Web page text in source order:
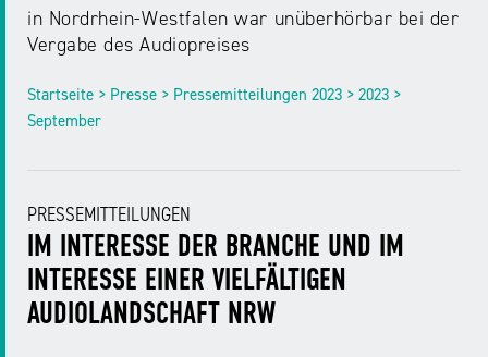
Preis
für
Partizipation
Desinformation
Safer
Internet
Day
in Nordrhein-Westfalen war unüberhörbar bei der
Vergabe des Audiopreises
Startseite > Presse > Pressemitteilungen 2023 > 2023 >
September
PRESSEMITTEILUNGEN
IM INTERESSE DER BRANCHE UND IM
INTERESSE EINER VIELFÄLTIGEN
AUDIOLANDSCHAFT NRW